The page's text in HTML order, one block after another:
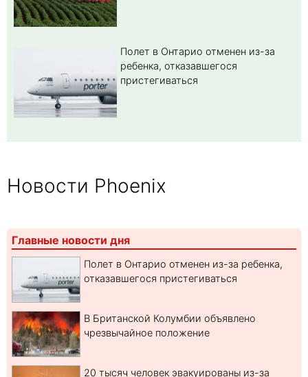
Полет в Онтарио отменен из-за
ребенка, отказавшегося
пристегиваться
Новости Phoenix
Главные новости дня
Полет в Онтарио отменен из-за ребенка,
отказавшегося пристегиваться
В Британской Колумбии объявлено
чрезвычайное положение
20 тысяч человек эвакуированы из-за